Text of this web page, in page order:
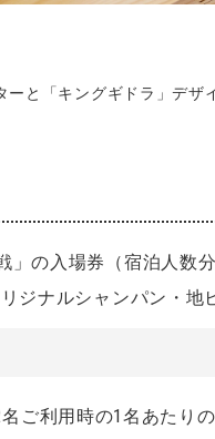
と「キングギドラ」デザ
」の入場券（宿泊人数
ジナルシャンパン・地
ご利用時の1名あたり